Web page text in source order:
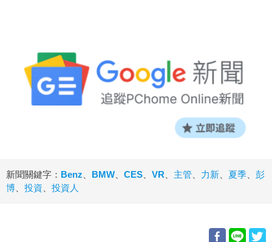
新聞關鍵字： Benz BMW CES VR 主管 力新 夏季
彭
博
投資 投資人